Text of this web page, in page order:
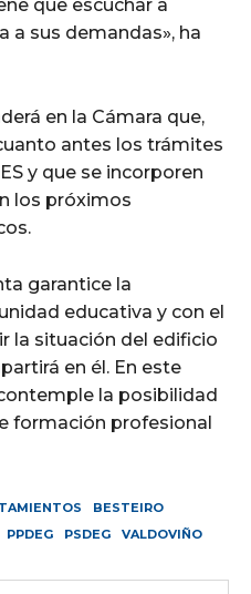
que escuchar a
a sus demandas», ha
en la Cámara que,
antes los trámites
y que se incorporen
los próximos
garantice la
educativa y con el
la situación del edificio
en él. En este
la posibilidad
formación profesional
BESTEIRO
PPDEG PSDEG VALDOVIÑO